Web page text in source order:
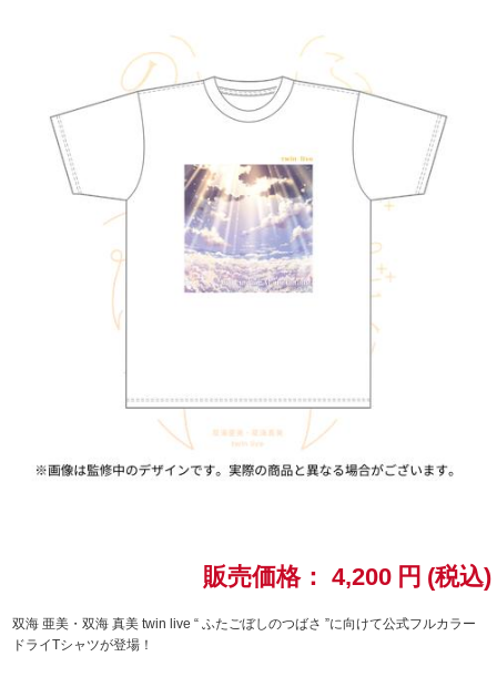
ASOBI STAGE
その他先行受付
プレミアム会員とは
プロジェクトアイマス ヴイアライヴ
テイルズ オブ シリーズ
電音部
ACE COMBAT
スサノオマジック
ラブライブ！シリーズ
販売価格： 4,200 円 (税込)
双海 亜美・双海 真美 twin live “ ふたごぼしのつばさ ”に向けて公式フルカラー
ドライTシャツが登場！